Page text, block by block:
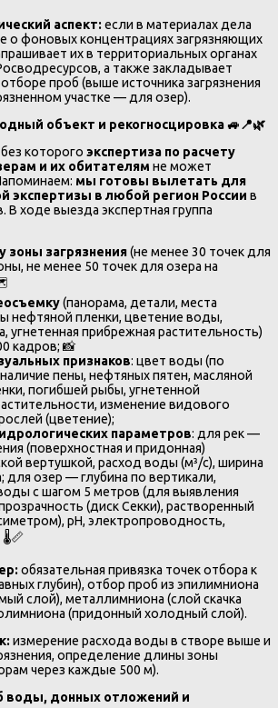
аспект:если в материалах дела
о фоновых концентрациях загрязняющих
их в территориальных органах
а также закладывает
проб (выше источника загрязнения
участке — для озер).
объект и рекогносцировка🚙📍🌿
которого экспертиза по расчету
и их обитателям не может
мы готовы вылетать для
экспертизы в любой регион России в
В ходе выезда экспертная группа
зоны загрязнения(не менее 30 точек для
не менее 50 точек для озера на
(панорама, детали, места
нефтяной пленки, цветение воды,
угнетенная прибрежная растительность)
кадров; 📸
признаков: цвет воды (по
пены, нефтяных пятен, масляной
погибшей рыбы, угнетенной
изменение видового
(цветение);
параметров: для рек —
(поверхностная и придонная)
вертушкой, расход воды (м³/с), ширина
для озер — глубина по вертикали,
с шагом 5 метров (для выявления
(диск Секки), растворенный
pH, электропроводность,
🌡️📏
обязательная привязка точек отбора к
глубин), отбор проб из эпилимниона
слой), металлимниона (слой скачка
(придонный холодный слой).
измерение расхода воды в створе выше и
определение длины зоны
через каждые 500 м).
воды, донных отложений и